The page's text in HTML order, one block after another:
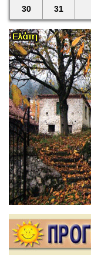
30 31